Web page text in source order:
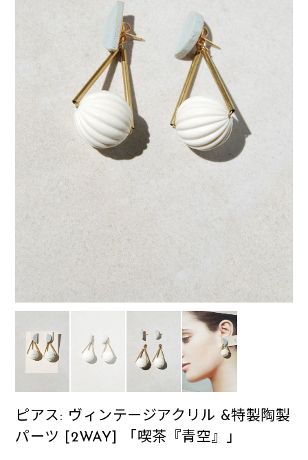
ピアス: ヴィンテージアクリル &特製陶製
パーツ [2WAY] 「喫茶『青空』」